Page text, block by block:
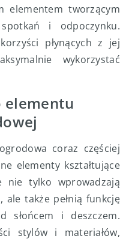
elementem tworzącym
i odpoczynku.
płynących z jej
wykorzystać
elementu
coraz częściej
elementy kształtujące
nie tylko wprowadzają
ale także pełnią funkcję
słońcem i deszczem.
stylów i materiałów,